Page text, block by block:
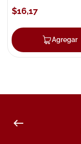
$16,17
Agregar